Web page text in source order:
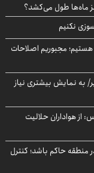
ماه‌ها طول می‌کشد؟
نکنیم
مجبوریم اصلاحات
به نمایش بیشتری نیاز
هواداران حلالیت
منطقه حاکم باشد؛ کنترل